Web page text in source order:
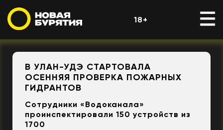
18+
В УЛАН-УДЭ СТАРТОВАЛА
ОСЕННЯЯ ПРОВЕРКА ПОЖАРНЫХ
ГИДРАНТОВ
Сотрудники «Водоканала»
проинспектировали 150 устройств из
1700